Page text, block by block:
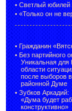
• Светлый юбилей
• «Только он не
• Гражданин
• Без партийного
Уникальная для
области
после выборов
районной Думе
• Зубков Аркадий:
«Дума будет
конструктивно»